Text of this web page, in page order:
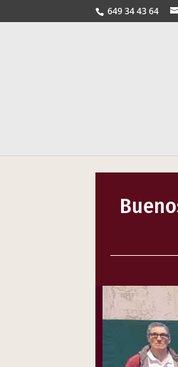
649 34 43 64